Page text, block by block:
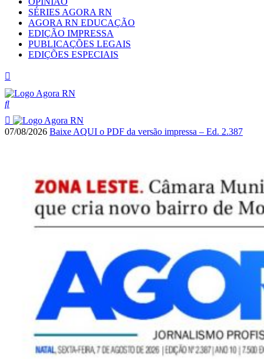
SÉRIES AGORA RN
AGORA RN EDUCAÇÃO
EDIÇÃO IMPRESSA
PUBLICAÇÕES LEGAIS
EDIÇÕES ESPECIAIS
07/08/2026 Baixe AQUI o PDF da versão impressa – Ed. 2.387